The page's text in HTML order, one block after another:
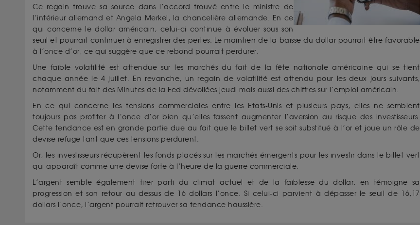
Ce regain trouve sa source dans l’accord trouvé entre le ministre de
l’intérieur allemand et Angela Merkel, la chancelière allemande. En ce
qui concerne le dollar américain, celui-ci continue à évoluer sous son
seuil et pourrait continuer à enregistrer des pertes. Le maintien de la baisse du dollar pourrait être favorable
à l’once d’or, ce qui suggère que ce rebond pourrait perdurer.
Une faible volatilité est attendue sur les marchés du fait de la fête nationale américaine qui se tient
chaque année le 4 juillet. En revanche, un regain de volatilité est attendu pour les deux jours suivants,
notamment du fait des Minutes de la Fed dévoilées jeudi mais aussi des chiffres sur l’emploi américain.
En ce qui concerne les tensions commerciales entre les Etats-Unis et plusieurs pays, elles ne semblent
toujours pas profiter à l’once d’or bien qu’elles fassent augmenter l’aversion au risque des investisseurs.
Cette tendance est en grande partie due au fait que le billet vert se soit substitué à l’or et joue un rôle de
devise refuge tant que ces tensions perdurent.
Or, les investisseurs récupèrent les fonds placés sur les marchés émergents pour les investir dans le billet vert
qui apparaît comme une devise forte à l’heure de la guerre commerciale.
L’argent semble également tirer parti du climat actuel et de la faiblesse du dollar, en témoigne sa
progression et son retour au dessus de 16 dollars l’once. Si celui-ci parvient à dépasser le seuil de 16,17
dollars l’once, l’argent pourrait retrouver sa tendance haussière.